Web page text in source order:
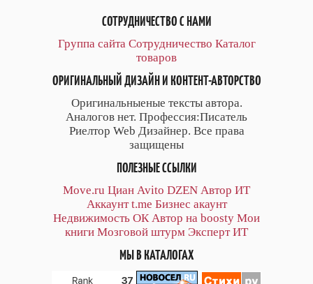
СОТРУДНИЧЕСТВО С НАМИ
Группа сайта Сотрудничество Каталог
товаров
ОРИГИНАЛЬНЫЙ ДИЗАЙН И КОНТЕНТ-АВТОРСТВО
Оригинальныеные тексты автора.
Аналогов нет. Профессия:Писатель
Риелтор Web Дизайнер. Все права
защищены
ПОЛЕЗНЫЕ ССЫЛКИ
Move.ru Циан Avito DZEN Автор ИТ
Аккаунт t.me Бизнес акаунт
Недвижимость ОК Автор на boosty Мои
книги Мозговой штурм Эксперт ИТ
МЫ В КАТАЛОГАХ